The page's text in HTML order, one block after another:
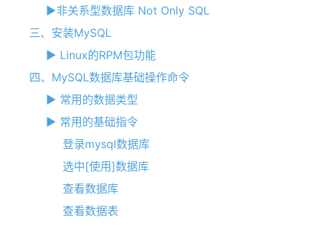
►非关系型数据库 Not Only SQL
三、安装MySQL
► Linux的RPM包功能
四、MySQL数据库基础操作命令
► 常用的数据类型
► 常用的基础指令
登录mysql数据库
选中[使用]数据库
查看数据库
查看数据表